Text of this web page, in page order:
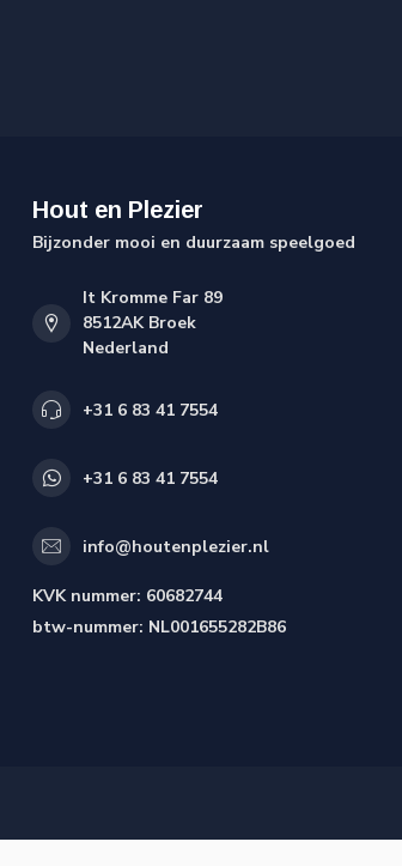
Hout en Plezier
Bijzonder mooi en duurzaam speelgoed
It Kromme Far 89
8512AK Broek
Nederland
+31 6 83 41 7554
+31 6 83 41 7554
info@houtenplezier.nl
KVK nummer: 60682744
btw-nummer: NL001655282B86